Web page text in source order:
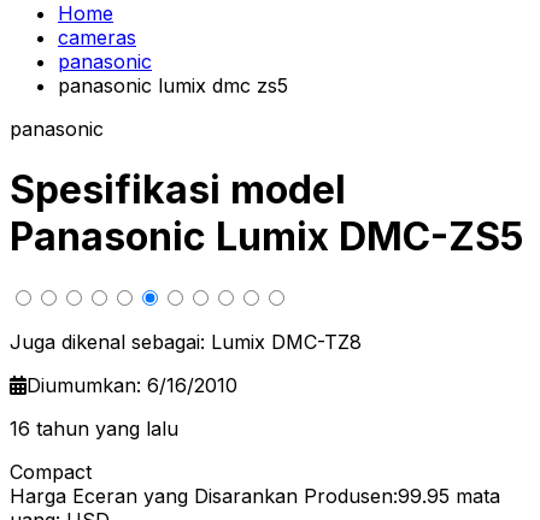
Home
cameras
panasonic
panasonic lumix dmc zs5
panasonic
Spesifikasi model
Panasonic Lumix DMC-ZS5
Juga dikenal sebagai: Lumix DMC-TZ8
Diumumkan: 6/16/2010
16 tahun yang lalu
Compact
Harga Eceran yang Disarankan Produsen:99.95 mata